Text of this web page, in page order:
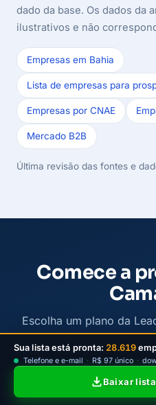
dado da base. Os dados da
ilustrativos e não
Empresas em Bahia
Lista de empresas para
Empresas por CNAE
Mercado B2B
Última revisão das fontes e
Comece a
Escolha um plano da
ativas de Camaçari por
contatos e iniciar a
Sua lista está pronta: 28.619
Telefone e e-mail · R$ 97 único ·
Baixar